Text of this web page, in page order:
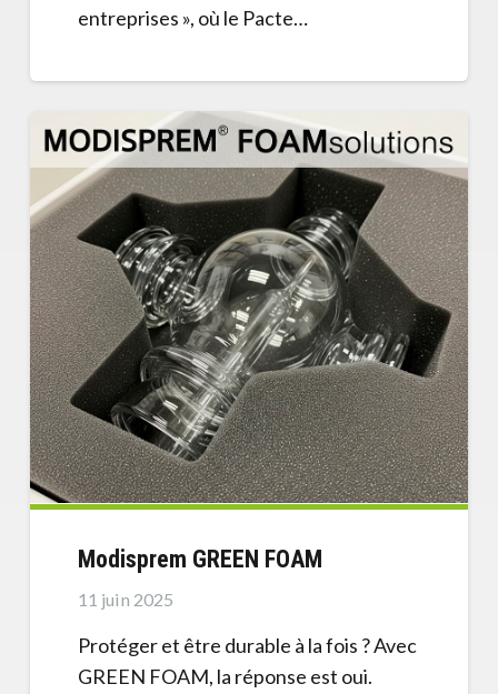
entreprises », où le Pacte…
Modisprem GREEN FOAM
11 juin 2025
Protéger et être durable à la fois ? Avec
GREEN FOAM, la réponse est oui.